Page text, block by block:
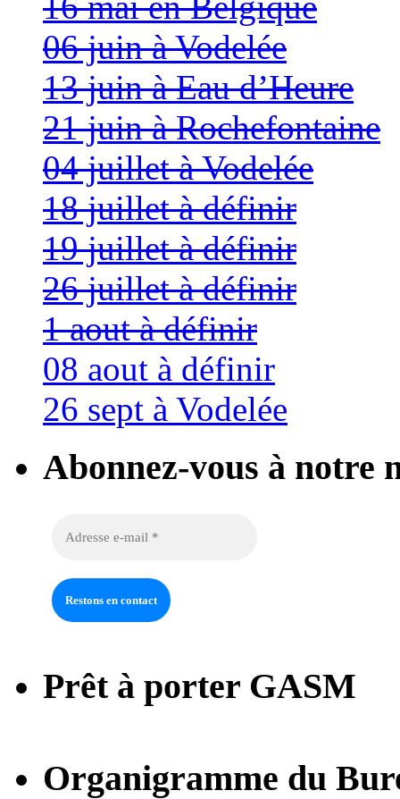
06 juin à Vodelée
13 juin à Eau d’Heure
21 juin à Rochefontaine
04 juillet à Vodelée
18 juillet à définir
19 juillet à définir
26 juillet à définir
1 aout à définir
08 aout à définir
26 sept à Vodelée
Abonnez-vous à notre
Prêt à porter GASM
Organigramme du